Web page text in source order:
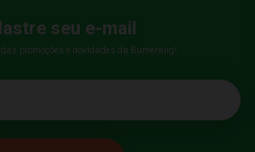
seu e-mail
das promoções e novidades da Bumerang!